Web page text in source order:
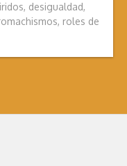
, desigualdad,
, roles de